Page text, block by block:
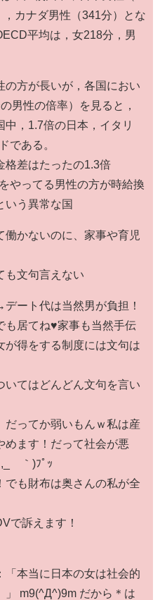
カナダ男性（341分）とな
平均は，女218分，男
の方が長いが，各国におい
男性の倍率）を見ると，
，1.7倍の日本，イタリ
である。
格差はたったの1.3倍
やってる男性の方が時給換
いう異常な国
働かないのに、家事や育児
も文句言えない
ート代は当然男が負担！
も居てね♥家事も当然手伝
が得をする制度には文句は
いてはどんどん文句を言い
だってか弱いもんｗ私は産
めます！だって社会が悪
ゝ｀)ﾌﾟｯ
でも財布は奥さんの私が全
で訴えます！
「本当に日本の女は社会的
」 m9(^Д^)9m だから＊は